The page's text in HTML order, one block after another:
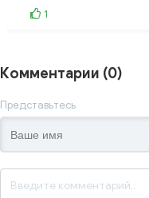
1
Комментарии (0)
Представьтесь